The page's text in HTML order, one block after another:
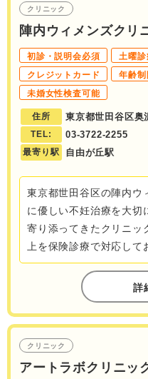
クリニック
陣内ウィメンズクリ
初診・説明会必須 土曜診
クレジットカード
年齢制
未婚女性検査可能
住所 東京都世田谷区
TEL: 03-3722-2255
最寄り駅 自由が丘駅
東京都世田谷区の陣内ウ
に優しい不妊治療を大切
寄り添ってきたクリニッ
上を保険診療で対応して
詳
クリニック
アートラボクリニッ